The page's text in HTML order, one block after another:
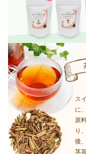
ス
に
原
り
後
茎